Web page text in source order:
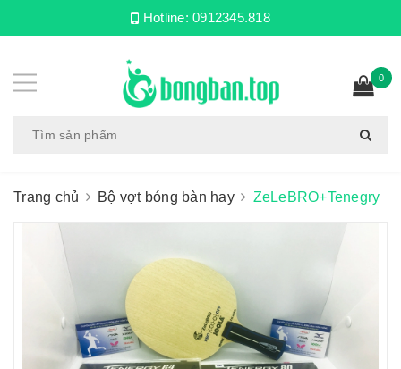
Hotline: 0912345.818
0
Trang chủ Bộ vợt bóng bàn hay ZeLeBRO+Tenegry